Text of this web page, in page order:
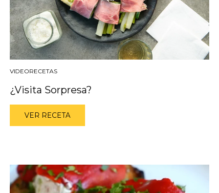
VIDEORECETAS
¿Visita Sorpresa?
VER RECETA